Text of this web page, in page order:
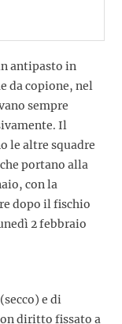
antipasto in
da copione, nel
sempre
Il
le altre squadre
portano alla
con la
dopo il fischio
2 febbraio
e di
diritto fissato a